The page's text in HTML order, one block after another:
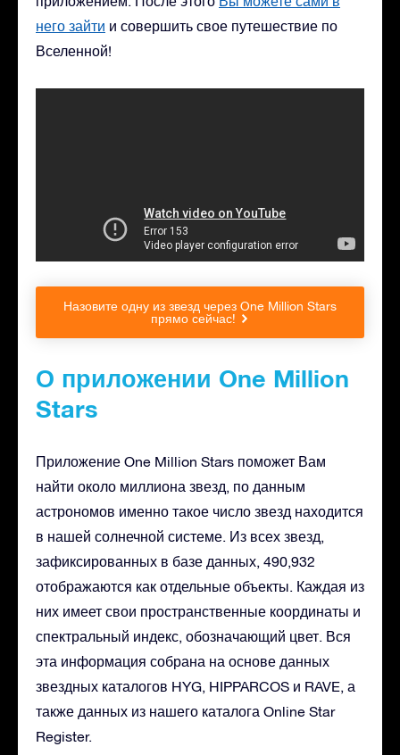
него зайти и совершить свое путешествие по
Вселенной!
Назовите одну из звезд через One Million Stars
прямо сейчас!
О приложении One Million
Stars
Приложение One Million Stars поможет Вам
найти около миллиона звезд, по данным
астрономов именно такое число звезд находится
в нашей солнечной системе. Из всех звезд,
зафиксированных в базе данных, 490,932
отображаются как отдельные объекты. Каждая из
них имеет свои пространственные координаты и
спектральный индекс, обозначающий цвет. Вся
эта информация собрана на основе данных
звездных каталогов HYG, HIPPARCOS и RAVE, а
также данных из нашего каталога Online Star
Register.